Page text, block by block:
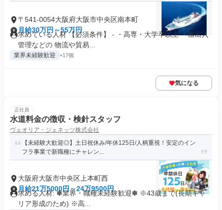
〒541-0054大阪府大阪市中央区南本町
月給30万円～55万円
求めている人材 【必須条件】 - ・高専・大学卒以上 ・輸出入
管理などの 物流や貿易...
業界未経験歓迎 +17個
気になる
正社員
水道料金の徴収・検針スタッフ
ヴェオリア・ジェネッツ株式会社
【未経験大歓迎◎】土日祝休み/年休125日/人柄重視！安定のイン
フラ事業で新職種にチャレン...
大阪府大阪市中央区上本町西
月給21万5000円～24万9500円
求める人材: ✽業界・職種未経験歓迎✽ ※43歳まで(長期キャ
リア形成のため) ※高...